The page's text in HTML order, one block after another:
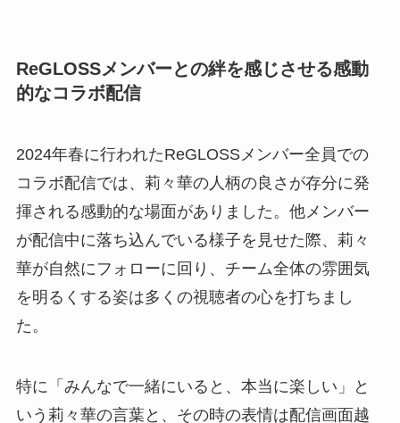
ReGLOSSメンバーとの絆を感じさせる感動
的なコラボ配信
2024年春に行われたReGLOSSメンバー全員での
コラボ配信では、莉々華の人柄の良さが存分に発
揮される感動的な場面がありました。他メンバー
が配信中に落ち込んでいる様子を見せた際、莉々
華が自然にフォローに回り、チーム全体の雰囲気
を明るくする姿は多くの視聴者の心を打ちまし
た。
特に「みんなで一緒にいると、本当に楽しい」と
いう莉々華の言葉と、その時の表情は配信画面越